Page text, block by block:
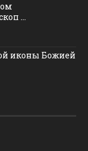
...
иконы Божией